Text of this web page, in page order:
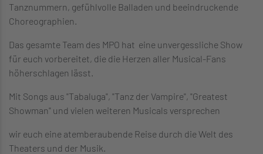
Tanznummern, gefühlvolle Balladen und beeindruckende
Choreographien.
Das gesamte Team des MPO hat eine unvergessliche Show
für euch vorbereitet, die die Herzen aller Musical-Fans
höherschlagen lässt.
Mit Songs aus "Tabaluga", "Tanz der Vampire", "Greatest
Showman" und vielen weiteren Musicals versprechen
wir euch eine atemberaubende Reise durch die Welt des
Theaters und der Musik.